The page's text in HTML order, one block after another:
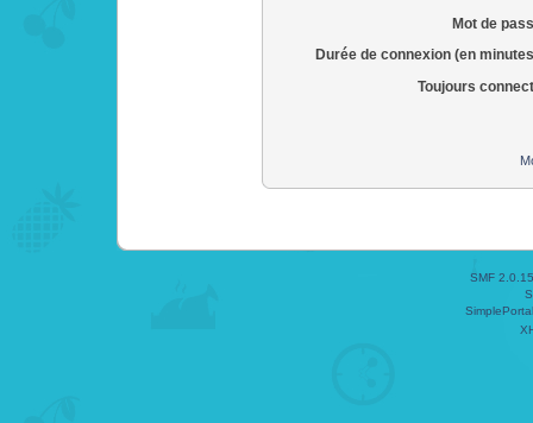
Mot de
Durée de connexion (en
Toujours
SMF 2.0.15